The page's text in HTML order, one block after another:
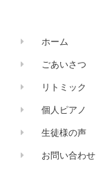
ホーム
ごあいさつ
リトミック
個人ピアノ
生徒様の声
お問い合わせ